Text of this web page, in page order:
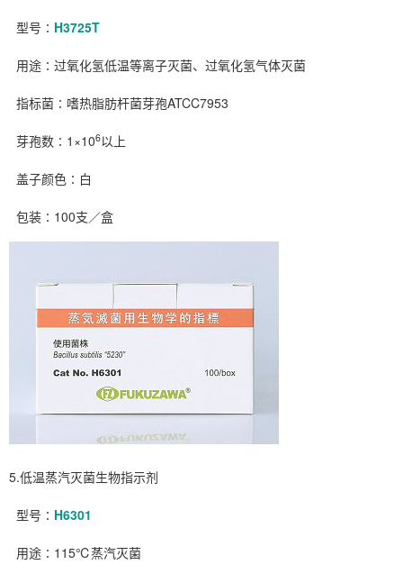
型号∶ H3725T
用途∶过氧化氢低温等离子灭菌、过氧化氢气体灭菌
指标菌∶嗜热脂肪杆菌芽孢ATCC7953
芽孢数∶1×106以上
盖子颜色∶白
包装∶100支／盒
5.低温蒸汽灭菌生物指示剂
型号∶ H6301
用途∶115℃蒸汽灭菌